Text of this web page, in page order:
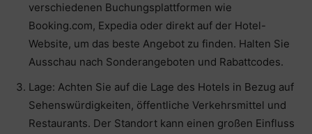
verschiedenen Buchungsplattformen wie
Booking.com, Expedia oder direkt auf der Hotel-
Website, um das beste Angebot zu finden. Halten Sie
Ausschau nach Sonderangeboten und Rabattcodes.
Lage: Achten Sie auf die Lage des Hotels in Bezug auf
Sehenswürdigkeiten, öffentliche Verkehrsmittel und
Restaurants. Der Standort kann einen großen Einfluss